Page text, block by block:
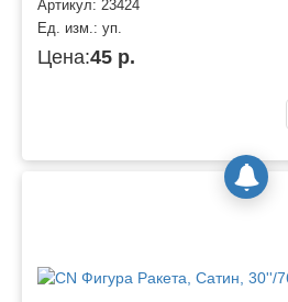
Артикул: 23424
Ед. изм.: уп.
Цена:45 р.